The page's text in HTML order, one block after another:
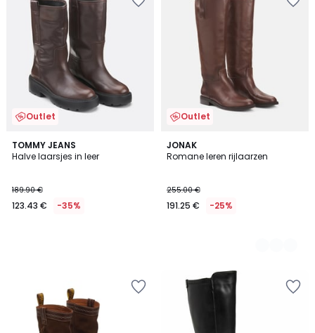
Outlet
TOMMY JEANS
Halve laarsjes in leer
189.90 €
123.43 € -35%
Outlet
JONAK
Romane leren rijlaarzen
255.00 €
191.25 € -25%
2
Kleuren